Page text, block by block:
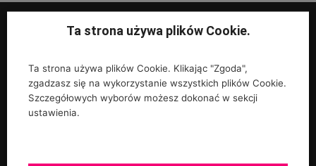
UPRAWY
Rośliny ozdobne
Ta strona używa plików Cookie.
Ta strona używa plików Cookie. Klikając "Zgoda",
zgadzasz się na wykorzystanie wszystkich plików Cookie.
Szczegółowych wyborów możesz dokonać w sekcji
ustawienia.